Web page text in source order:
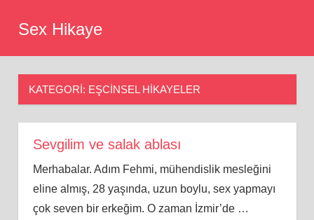
Sex Hikaye
KATEGORI: EŞCINSEL HIKAYELER
Sevgilim ve salak ablası
Merhabalar. Adım Fehmi, mühendislik mesleğini
eline almış, 28 yaşında, uzun boylu, sex yapmayı
çok seven bir erkeğim. O zaman İzmir’de …